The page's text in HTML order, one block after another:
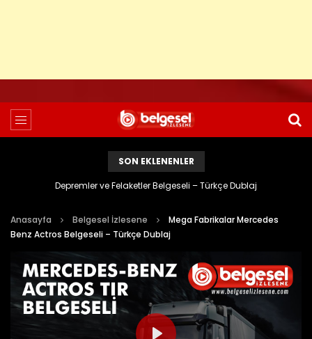
SON EKLENENLER
Depremler ve Felaketler Belgeseli – Türkçe Dublaj
Anasayfa Belgesel İzlesene
Mega Fabrikalar Mercedes
Benz Actros Belgeseli – Türkçe Dublaj